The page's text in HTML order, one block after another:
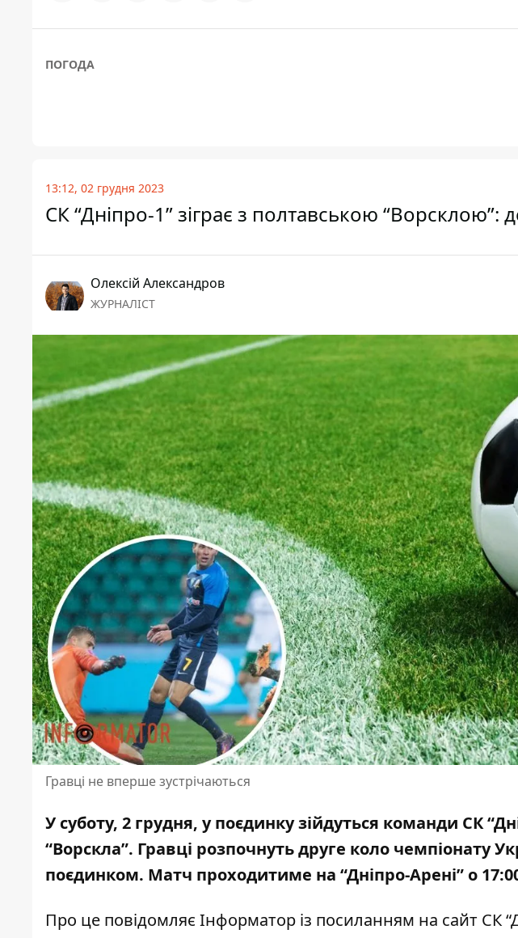
ПОГОДА
13:12, 02 грудня 2023
СК “Дніпро-1” зіграє з полтавською “Ворсклою”:
Олексій Александров
ЖУРНАЛІСТ
Гравці не вперше зустрічаються
У суботу, 2 грудня, у поєдинку зійдуться команди СК
“Ворскла”. Гравці розпочнуть друге коло чемпіонату
поєдинком. Матч проходитиме на “Дніпро-Арені” о
Про це повідомляє Інформатор із посиланням на сайт СК